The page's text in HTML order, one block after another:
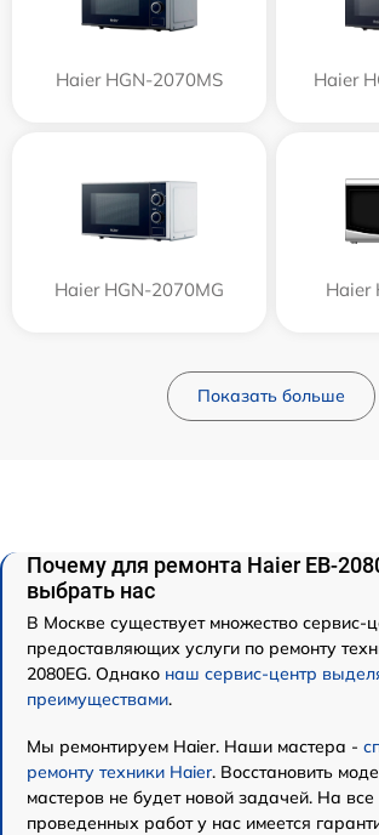
Haier HGN-2070MS Haier
Haier HGN-2070MG Haier
Показать больше
Почему для ремонта Haier EB-
выбрать нас
В Москве существует множество сервис-
предоставляющих услуги по ремонту
2080EG. Однако наш сервис-центр
преимуществами.
Мы ремонтируем Haier. Наши мастера -
ремонту техники Haier. Восстановить
мастеров не будет новой задачей. На
проведенных работ у нас имеется